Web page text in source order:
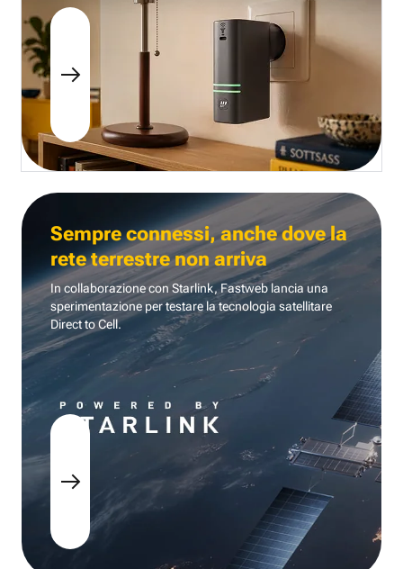
Sempre connessi, anche dove la
rete terrestre non arriva
In collaborazione con Starlink, Fastweb lancia una
sperimentazione per testare la tecnologia satellitare
Direct to Cell.